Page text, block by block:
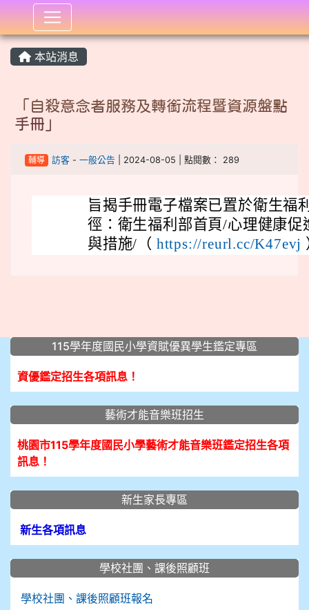
:::
本站消息
「自殺意念者服務及轉銜流程暨資源盤點
手冊」
輔導 訪客- 一般公告 | 2024-08-05 | 點閱數： 289
旨揭手冊電子檔案已置於衛生福
徑：衛生福利部首頁/心理健康
與措施/（ https://reurl.cc/K47evj
::: 115學年度國民小學資賦優異學生鑑定專區
資優鑑定招生各項訊息！
藝術才能音樂班招生
桃園市115學年度國民小學藝術才能音樂班鑑定招生各項
訊息！
新生家長專區
新生各項訊息
學校社團、課後照顧班
學校社團、課後照顧班報名